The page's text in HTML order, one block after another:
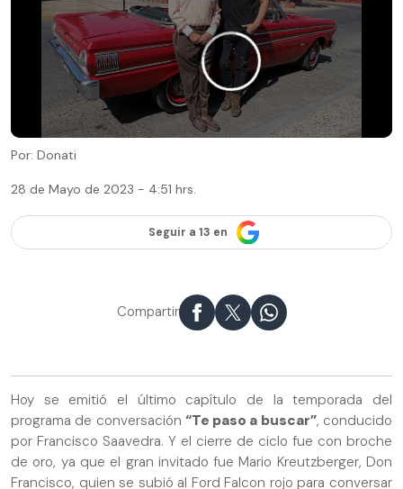
Por: Donati
28 de Mayo de 2023 - 4:51 hrs.
Seguir a 13 en
Compartir
Hoy se emitió el último capítulo de la temporada del
programa de conversación “Te paso a buscar”, conducido
por Francisco Saavedra. Y el cierre de ciclo fue con broche
de oro, ya que el gran invitado fue Mario Kreutzberger, Don
Francisco, quien se subió al Ford Falcon rojo para conversar